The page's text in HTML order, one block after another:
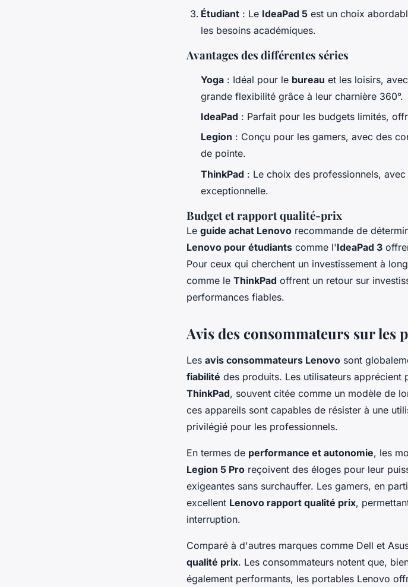
Étudiant : Le IdeaPad 5 est un choix
les besoins académiques.
Avantages des différentes séries
Yoga : Idéal pour le bureau et les loisirs,
grande flexibilité grâce à leur charnière 360°.
IdeaPad : Parfait pour les budgets limités,
Legion : Conçu pour les gamers, avec des
de pointe.
ThinkPad : Le choix des professionnels,
exceptionnelle.
Budget et rapport qualité-prix
Le guide achat Lenovo recommande de
Lenovo pour étudiants comme l'IdeaPad 3
Pour ceux qui cherchent un investissement à
comme le ThinkPad offrent un retour sur
performances fiables.
Avis des consommateurs sur les
Les avis consommateurs Lenovo sont
fiabilité des produits. Les utilisateurs apprécient
ThinkPad, souvent citée comme un modèle de
ces appareils sont capables de résister à une
privilégié pour les professionnels.
En termes de performance et autonomie, les
Legion 5 Pro reçoivent des éloges pour leur
exigeantes sans surchauffer. Les gamers, en
excellent Lenovo rapport qualité prix,
interruption.
Comparé à d'autres marques comme Dell et
qualité prix. Les consommateurs notent que,
également performants, les portables Lenovo